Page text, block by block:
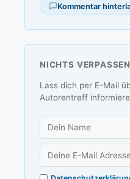
Kommentar
NICHTS VERPASSEN
Lass dich per E-Mail
Autorentreff